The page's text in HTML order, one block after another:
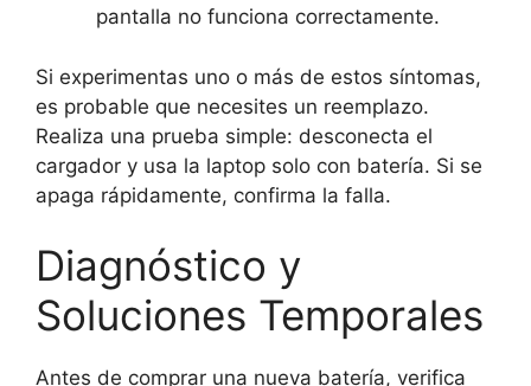
pantalla no funciona correctamente.
Si experimentas uno o más de estos síntomas,
es probable que necesites un reemplazo.
Realiza una prueba simple: desconecta el
cargador y usa la laptop solo con batería. Si se
apaga rápidamente, confirma la falla.
Diagnóstico y
Soluciones Temporales
Antes de comprar una nueva batería, verifica